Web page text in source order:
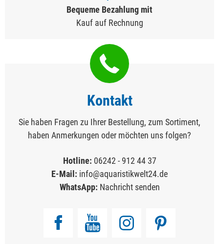
Bequeme Bezahlung mit
Kauf auf Rechnung
Kontakt
Sie haben Fragen zu Ihrer Bestellung, zum Sortiment,
haben Anmerkungen oder möchten uns folgen?
Hotline: 06242 - 912 44 37
E-Mail: info@aquaristikwelt24.de
WhatsApp: Nachricht senden